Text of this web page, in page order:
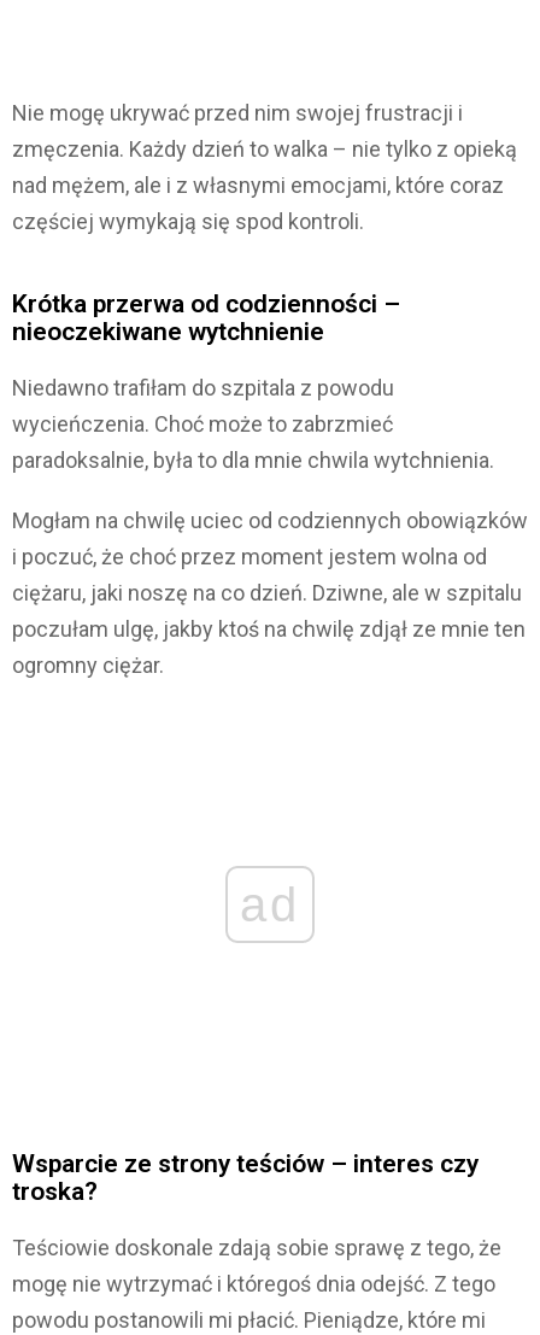
Nie mogę ukrywać przed nim swojej frustracji i
zmęczenia. Każdy dzień to walka – nie tylko z opieką
nad mężem, ale i z własnymi emocjami, które coraz
częściej wymykają się spod kontroli.
Krótka przerwa od codzienności –
nieoczekiwane wytchnienie
Niedawno trafiłam do szpitala z powodu
wycieńczenia. Choć może to zabrzmieć
paradoksalnie, była to dla mnie chwila wytchnienia.
Mogłam na chwilę uciec od codziennych obowiązków
i poczuć, że choć przez moment jestem wolna od
ciężaru, jaki noszę na co dzień. Dziwne, ale w szpitalu
poczułam ulgę, jakby ktoś na chwilę zdjął ze mnie ten
ogromny ciężar.
ad
Wsparcie ze strony teściów – interes czy
troska?
Teściowie doskonale zdają sobie sprawę z tego, że
mogę nie wytrzymać i któregoś dnia odejść. Z tego
powodu postanowili mi płacić. Pieniądze, które mi